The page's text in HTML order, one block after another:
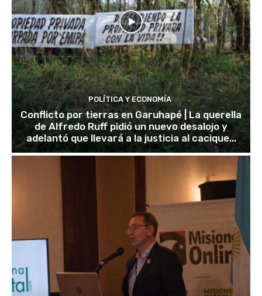
POLÍTICA Y ECONOMÍA
Conflicto por tierras en Garuhapé | La querella
de Alfredo Ruff pidió un nuevo desalojo y
adelantó que llevará a la justicia al cacique...